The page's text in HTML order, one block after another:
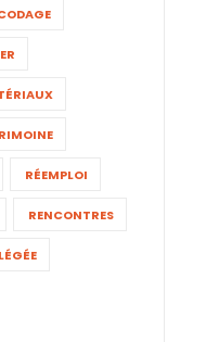
RÉEMPLOI
RENCONTRES